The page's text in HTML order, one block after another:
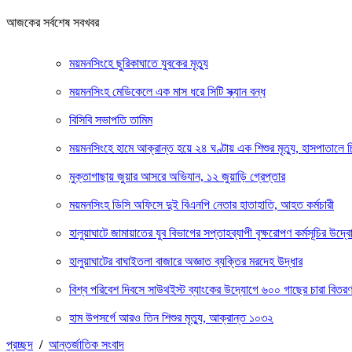
আজকের সর্বশেষ সবখবর
ময়মনসিংহে ছুরিকাঘাতে যুবকের মৃত্যু
ময়মনসিংহ মেডিকেলে এক মাস ধরে সিটি স্ক্যান বন্ধ
বিসিবি সভাপতি তামিম
ময়মনসিংহে হামে আক্রান্ত হয়ে ২৪ ঘণ্টায় এক শিশুর মৃত্যু, হাসপাতালে
মুক্তাগাছায় জুয়ার আসরে অভিযান, ১২ জুয়াড়ি গ্রেপ্তার
ময়মনসিংহ ডিসি অফিসে দুই বিএনপি নেতার হাতাহাতি, আহত কর্মচারী
হালুয়াঘাটে জামায়াতের যুব বিভাগের সপ্তাহব্যাপী বৃক্ষরোপণ কর্মসূচির
হালুয়াঘাটের বাঘাইতলা বাজারে অজ্ঞাত ব্যক্তির মরদেহ উদ্ধার
বিশ্ব পরিবেশ দিবসে সাউথইস্ট ব্যাংকের উদ্যোগে ৬০০ গাছের চারা বিতরণ
হাম উপসর্গে আরও তিন শিশুর মৃত্যু, আক্রান্ত ১০৩২
প্রচ্ছদ / আন্তর্জাতিক সংবাদ